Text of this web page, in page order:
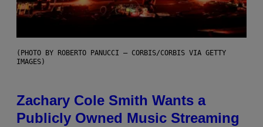
(PHOTO BY ROBERTO PANUCCI – CORBIS/CORBIS VIA GETTY
IMAGES)
Zachary Cole Smith Wants a
Publicly Owned Music Streaming